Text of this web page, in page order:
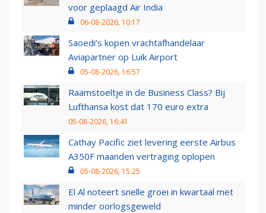
voor geplaagd Air India
06-08-2026, 10:17
Saoedi’s kopen vrachtafhandelaar
Aviapartner op Luik Airport
05-08-2026, 16:57
Raamstoeltje in de Business Class? Bij
Lufthansa kost dat 170 euro extra
05-08-2026, 16:41
Cathay Pacific ziet levering eerste Airbus
A350F maanden vertraging oplopen
05-08-2026, 15:25
El Al noteert snelle groei in kwartaal met
minder oorlogsgeweld